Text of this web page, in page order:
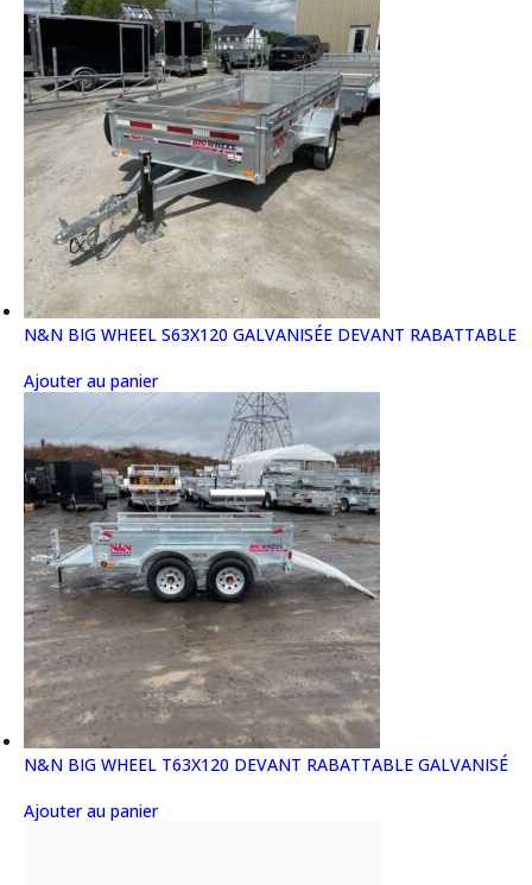
N&N BIG WHEEL S63X120 GALVANISÉE DEVANT RABATTABLE
Ajouter au panier
N&N BIG WHEEL T63X120 DEVANT RABATTABLE GALVANISÉ
Ajouter au panier